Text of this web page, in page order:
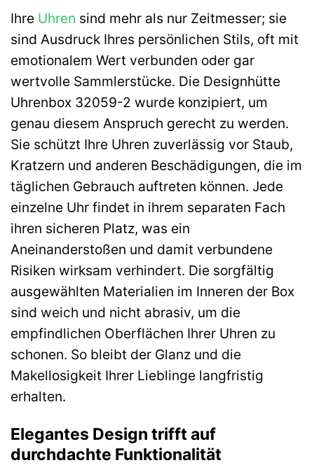
Ihre Uhren sind mehr als nur Zeitmesser; sie
sind Ausdruck Ihres persönlichen Stils, oft mit
emotionalem Wert verbunden oder gar
wertvolle Sammlerstücke. Die Designhütte
Uhrenbox 32059-2 wurde konzipiert, um
genau diesem Anspruch gerecht zu werden.
Sie schützt Ihre Uhren zuverlässig vor Staub,
Kratzern und anderen Beschädigungen, die im
täglichen Gebrauch auftreten können. Jede
einzelne Uhr findet in ihrem separaten Fach
ihren sicheren Platz, was ein
Aneinanderstoßen und damit verbundene
Risiken wirksam verhindert. Die sorgfältig
ausgewählten Materialien im Inneren der Box
sind weich und nicht abrasiv, um die
empfindlichen Oberflächen Ihrer Uhren zu
schonen. So bleibt der Glanz und die
Makellosigkeit Ihrer Lieblinge langfristig
erhalten.
Elegantes Design trifft auf
durchdachte Funktionalität